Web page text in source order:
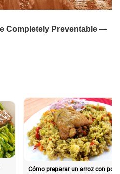
Cómo preparar un arroz con pollo